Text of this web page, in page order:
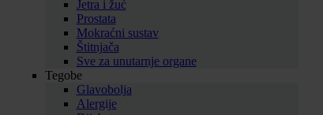
Jetra i žuć
Prostata
Mokraćni sustav
Štitnjača
Sve za unutarnje organe
Tegobe
Glavobolja
Alergije